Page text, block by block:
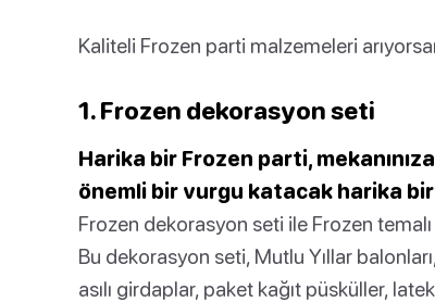
Kaliteli Frozen parti malzemeleri
1. Frozen dekorasyon seti
Harika bir Frozen parti,
önemli bir vurgu katacak harika
Frozen dekorasyon seti ile Frozen temalı
Bu dekorasyon seti, Mutlu Yıllar
asılı girdaplar, paket kağıt püsküller,